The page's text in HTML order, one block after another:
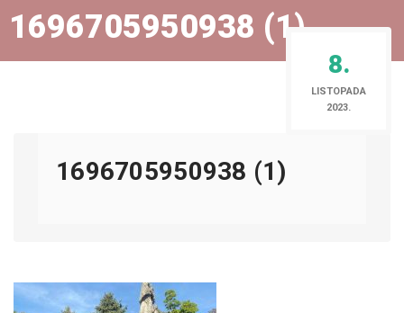
1696705950938 (1)
8.
LISTOPADA
2023.
1696705950938 (1)